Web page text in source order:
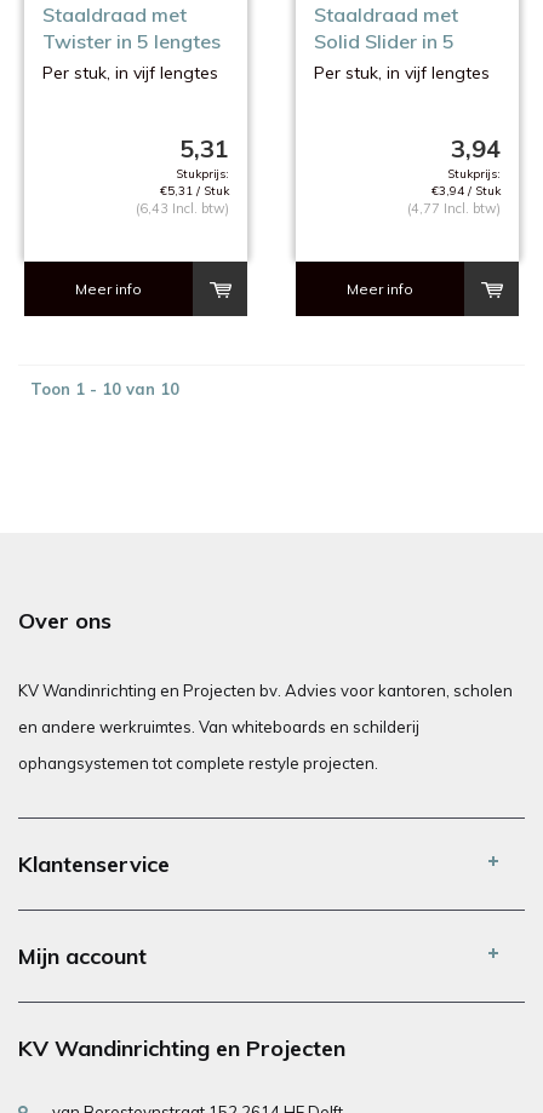
Staaldraad met
Twister in 5 lengtes
Per stuk, in vijf lengtes
5,31
Stukprijs:
€5,31 / Stuk
(6,43 Incl. btw)
Meer info
Staaldraad met
Solid Slider in 5
lengtes
Per stuk, in vijf lengtes
3,94
Stukprijs:
€3,94 / Stuk
(4,77 Incl. btw)
Meer info
Toon 1 - 10 van 10
Over ons
KV Wandinrichting en Projecten bv. Advies voor kantoren, scholen
en andere werkruimtes. Van whiteboards en schilderij
ophangsystemen tot complete restyle projecten.
Klantenservice
Mijn account
KV Wandinrichting en Projecten